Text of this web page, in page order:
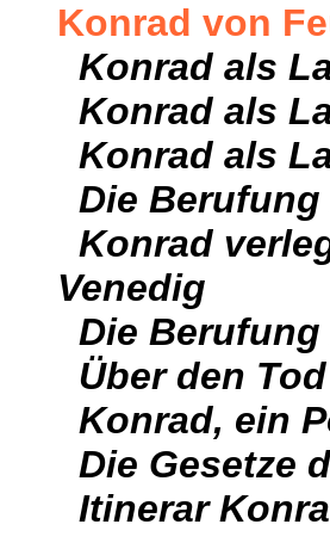
Konrad von
Konrad als
Konrad als
Konrad als
Die
Konrad
Venedig
Die
Über den
Konrad, ein
Die Gesetze
Itinerar